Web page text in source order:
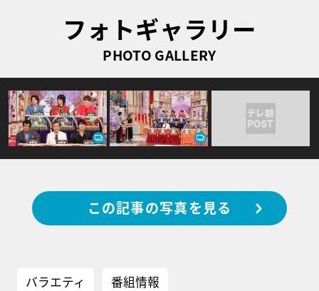
フォトギャラリー
PHOTO GALLERY
この記事の写真を見る
バラエティ 番組情報